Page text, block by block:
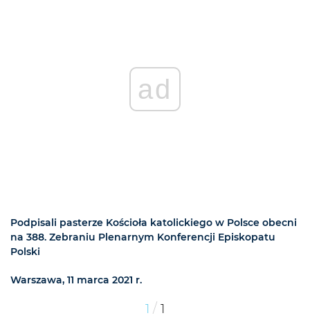
ad
Podpisali pasterze Kościoła katolickiego w Polsce obecni
na 388. Zebraniu Plenarnym Konferencji Episkopatu
Polski
Warszawa, 11 marca 2021 r.
1 / 1